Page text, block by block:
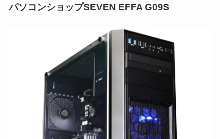
パソコンショップSEVEN EFFA G09S